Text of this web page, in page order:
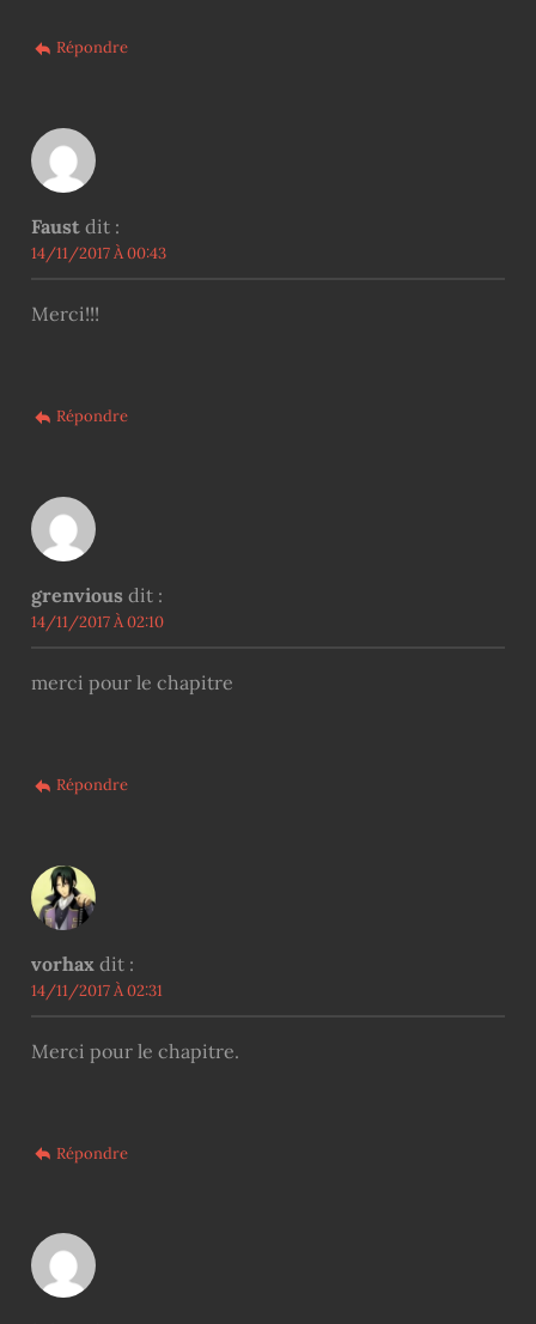
Répondre
Faust dit :
14/11/2017 À 00:43
Merci!!!
Répondre
grenvious dit :
14/11/2017 À 02:10
merci pour le chapitre
Répondre
vorhax dit :
14/11/2017 À 02:31
Merci pour le chapitre.
Répondre